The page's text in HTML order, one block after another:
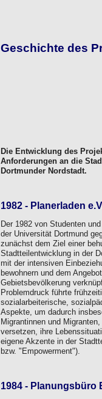
Geschichte des
Die Entwicklung des
Anforderungen an die
Dortmunder Nordstadt.
1982 - Planerladen
Der 1982 von Studenten
der Universität Dortmund
zunächst dem Ziel einer
Stadtteilentwicklung in der
mit der intensiven
bewohnern und dem
Gebietsbevölkerung
Problemdruck führte
sozialarbeiterische,
Aspekte, um dadurch
Migrantinnen und
versetzen, ihre
eigene Akzente in der
bzw. "Empowerment").
1984 - Planungsbüro